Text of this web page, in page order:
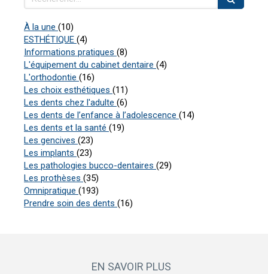
À la une (10)
ESTHÉTIQUE (4)
Informations pratiques (8)
L'équipement du cabinet dentaire (4)
L'orthodontie (16)
Les choix esthétiques (11)
Les dents chez l'adulte (6)
Les dents de l’enfance à l’adolescence (14)
Les dents et la santé (19)
Les gencives (23)
Les implants (23)
Les pathologies bucco-dentaires (29)
Les prothèses (35)
Omnipratique (193)
Prendre soin des dents (16)
EN SAVOIR PLUS